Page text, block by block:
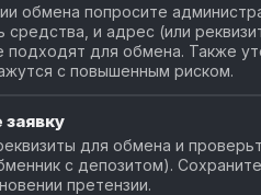
обмена попросите
средства, и адрес (или
подходят для обмена. Также
с повышенным риском.
для обмена и
с депозитом).
претензии.